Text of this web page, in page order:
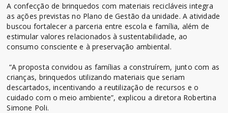
A confecção de brinquedos com materiais recicláveis integra
as ações previstas no Plano de Gestão da unidade. A atividade
buscou fortalecer a parceria entre escola e família, além de
estimular valores relacionados à sustentabilidade, ao
consumo consciente e à preservação ambiental.
“A proposta convidou as famílias a construírem, junto com as
crianças, brinquedos utilizando materiais que seriam
descartados, incentivando a reutilização de recursos e o
cuidado com o meio ambiente”, explicou a diretora Robertina
Simone Poli.